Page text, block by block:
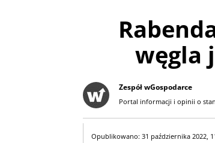
węgla
Zespół wGospodarce
Portal informacji i opinii o
Opublikowano: 31 października 2022,